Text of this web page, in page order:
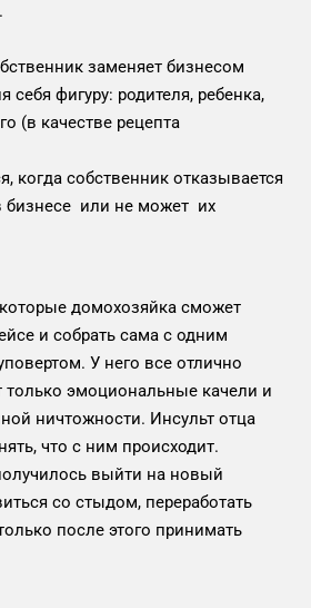
заменяет бизнесом
себя фигуру: родителя, ребенка,
(в качестве рецепта
когда собственник отказывается
бизнесе или не может их
домохозяйка сможет
и собрать сама с одним
У него все отлично
только эмоциональные качели и
ничтожности. Инсульт отца
что с ним происходит.
выйти на новый
со стыдом, переработать
после этого принимать